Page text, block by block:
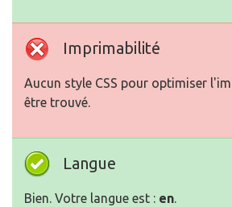
Imprimabilité
Aucun style CSS pour optimiser
être trouvé.
Langue
Bien. Votre langue est : en.